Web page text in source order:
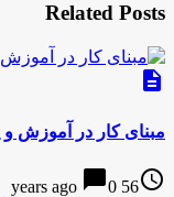
Related Posts
description
مبنای كار در آموزش
access_time
56 years ago
chat_bubble0